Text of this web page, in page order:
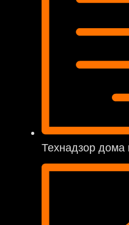
Технадзор дома